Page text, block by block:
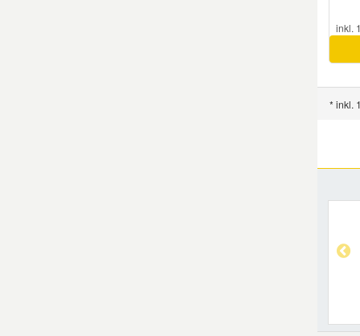
inkl.
* inkl.